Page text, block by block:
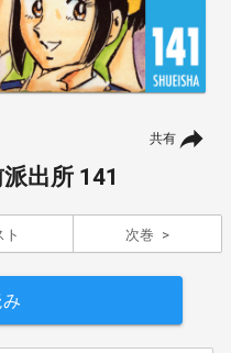
共有
出所 141
ト 次巻